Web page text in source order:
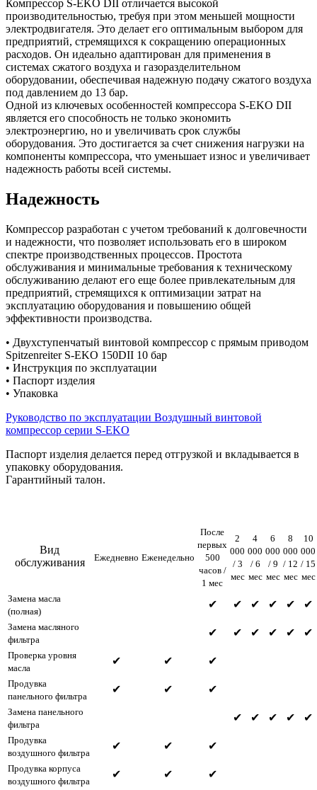
Компрессор S-EKO DII отличается высокой
производительностью, требуя при этом меньшей мощности
электродвигателя. Это делает его оптимальным выбором для
предприятий, стремящихся к сокращению операционных
расходов. Он идеально адаптирован для применения в
системах сжатого воздуха и газоразделительном
оборудовании, обеспечивая надежную подачу сжатого воздуха
под давлением до 13 бар.
Одной из ключевых особенностей компрессора S-EKO DII
является его способность не только экономить
электроэнергию, но и увеличивать срок службы
оборудования. Это достигается за счет снижения нагрузки на
компоненты компрессора, что уменьшает износ и увеличивает
надежность работы всей системы.
Надежность
Компрессор разработан с учетом требований к долговечности
и надежности, что позволяет использовать его в широком
спектре производственных процессов. Простота
обслуживания и минимальные требования к техническому
обслуживанию делают его еще более привлекательным для
предприятий, стремящихся к оптимизации затрат на
эксплуатацию оборудования и повышению общей
эффективности производства.
• Двухступенчатый винтовой компрессор с прямым приводом
Spitzenreiter S-EKO 150DII 10 бар
• Инструкция по эксплуатации
• Паспорт изделия
• Упаковка
Руководство по эксплуатации Воздушный винтовой
компрессор серии S-EKO
Паспорт изделия делается перед отгрузкой и вкладывается в
упаковку оборудования.
Гарантийный талон.
Вид
обслуживания
Ежедневно Еженедельно
После
первых
500
часов /
1 мес
2
000
/ 3
мес
4
000
/ 6
мес
6
000
/ 9
мес
8
000
/ 12
мес
10
000
/ 15
мес
Замена масла
(полная)
✔ ✔ ✔ ✔ ✔ ✔
Замена масляного
фильтра
✔ ✔ ✔ ✔ ✔ ✔
Проверка уровня
масла
✔ ✔ ✔
Продувка
панельного фильтра
✔ ✔ ✔
Замена панельного
фильтра
✔ ✔ ✔ ✔ ✔
Продувка
воздушного фильтра
✔ ✔ ✔
Продувка корпуса
воздушного фильтра
✔ ✔ ✔